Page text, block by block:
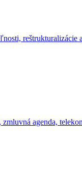
agenda,